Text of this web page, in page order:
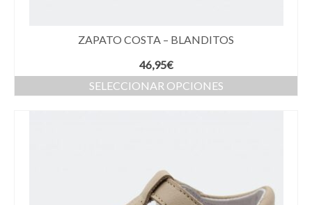
ZAPATO COSTA – BLANDITOS
46,95€
SELECCIONAR OPCIONES